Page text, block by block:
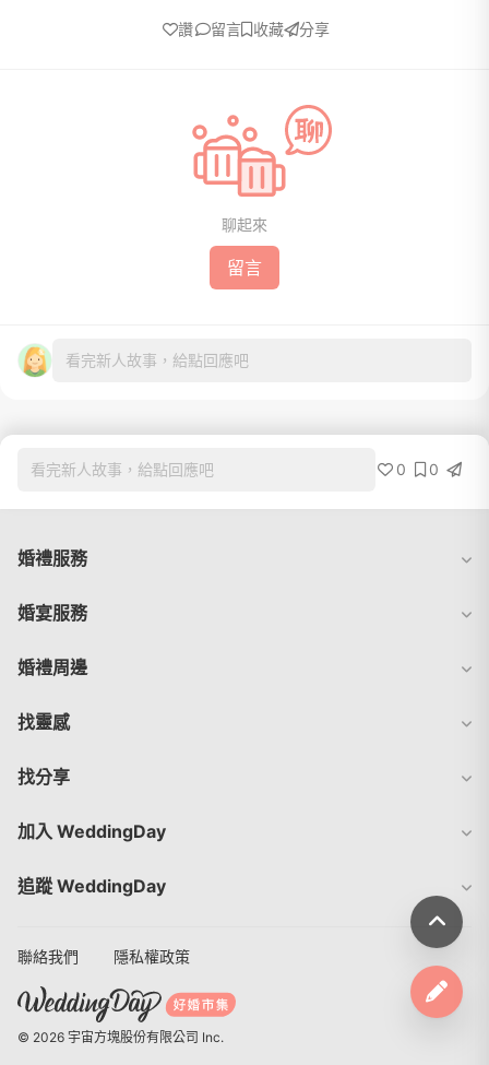
讚 留言 收藏 分享
聊起來
留言
看完新人故事，給點回應吧
看完新人故事，給點回應吧 0 0
婚禮服務
婚宴服務
婚禮周邊
找靈感
找分享
加入 WeddingDay
追蹤 WeddingDay
聯絡我們 隱私權政策
© 2026 宇宙方塊股份有限公司 Inc.